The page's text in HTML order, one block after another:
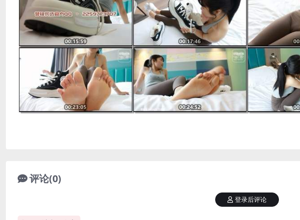
评论(0)
登录后评论